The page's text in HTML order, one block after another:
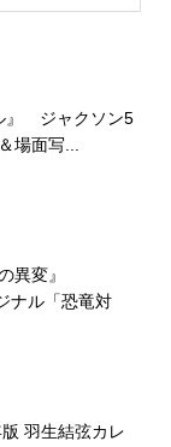
』 ジャクソン5
場面写...
異変』
ナル「恐竜対
羽生結弦カレ